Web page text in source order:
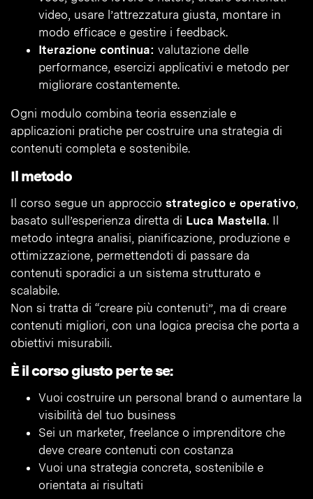
video, usare l’attrezzatura giusta, montare in
modo efficace e gestire i feedback.
Iterazione continua: valutazione delle
performance, esercizi applicativi e metodo per
migliorare costantemente.
Ogni modulo combina teoria essenziale e
applicazioni pratiche per costruire una strategia di
contenuti completa e sostenibile.
Il metodo
Il corso segue un approccio strategico e operativo,
basato sull’esperienza diretta di Luca Mastella. Il
metodo integra analisi, pianificazione, produzione e
ottimizzazione, permettendoti di passare da
contenuti sporadici a un sistema strutturato e
scalabile.
Non si tratta di “creare più contenuti”, ma di creare
contenuti migliori, con una logica precisa che porta a
obiettivi misurabili.
È il corso giusto per te se:
Vuoi costruire un personal brand o aumentare la
visibilità del tuo business
Sei un marketer, freelance o imprenditore che
deve creare contenuti con costanza
Vuoi una strategia concreta, sostenibile e
orientata ai risultati